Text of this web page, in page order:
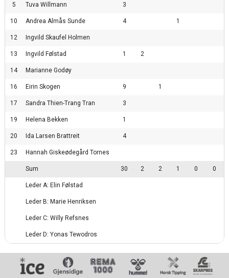
5 Tuva Willmann 3
10 Andrea Almås Sunde 4 1
12 Ingvild Skaufel Holmen
13 Ingvild Følstad 1 2
14 Marianne Godøy
16 Eirin Skogen 9 1
17 Sandra Thien-Trang Tran 3
19 Helena Bekken 1
20 Ida Larsen Brattreit 4
23 Hannah Giskeødegård Tornes
Sum 30 2 2 1 0 0
Leder A: Elin Følstad
Leder B: Marie Henriksen
Leder C: Willy Refsnes
Leder D: Yonas Tewodros